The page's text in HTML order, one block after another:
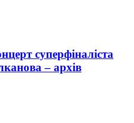
суперфіналіста
– архів